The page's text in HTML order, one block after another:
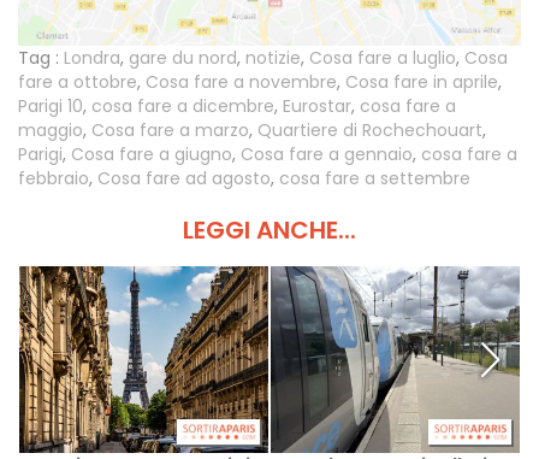
Tag : Londra, gare du nord, notizie, Cosa fare a luglio, Cosa
fare a ottobre, Cosa fare a novembre, Cosa fare in aprile,
Parigi 10, cosa fare a dicembre, Eurostar, cosa fare a
maggio, Cosa fare a marzo, Quartiere di Rochechouart,
Parigi, Cosa fare a giugno, Cosa fare a gennaio, cosa fare a
febbraio, Cosa fare ad agosto, cosa fare a settembre
LEGGI ANCHE...